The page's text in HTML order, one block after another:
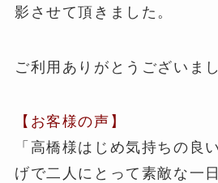
影させて頂きました。
ご利用ありがとうございまし
【お客様の声】
「高橋様はじめ気持ちの良
げで二人にとって素敵な一